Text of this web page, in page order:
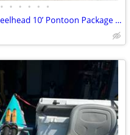
• • • • • •
🎣 Catchercraft 1-Salt Steelhead 10’ Pontoon Package plus Trailor